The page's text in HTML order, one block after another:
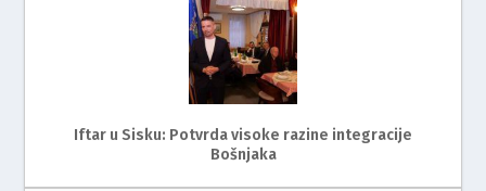
Iftar u Sisku: Potvrda visoke razine integracije
Bošnjaka